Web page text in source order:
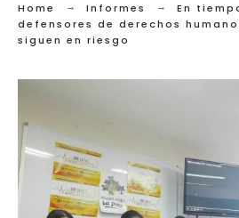
Home Informes
En
defensores de derechos
siguen en riesgo